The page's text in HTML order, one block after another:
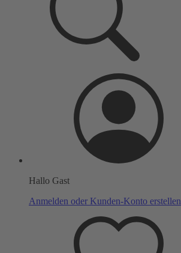
Hallo Gast
Anmelden oder Kunden-Konto erstellen